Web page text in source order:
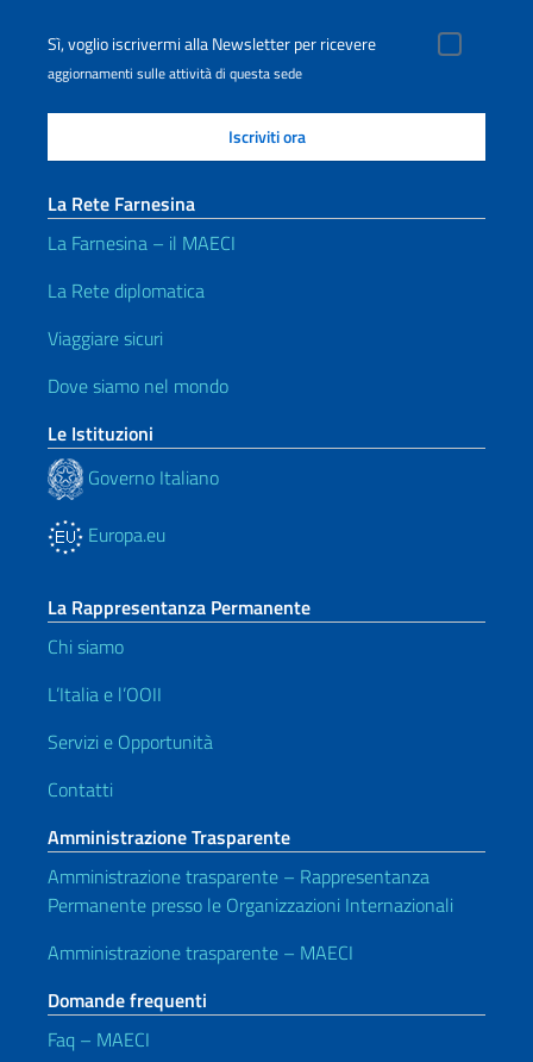
Sì, voglio iscrivermi alla Newsletter per ricevere
aggiornamenti sulle attività di questa sede
La Rete Farnesina
La Farnesina – il MAECI
La Rete diplomatica
Viaggiare sicuri
Dove siamo nel mondo
Le Istituzioni
Governo Italiano
Europa.eu
La Rappresentanza Permanente
Chi siamo
L’Italia e l’OOII
Servizi e Opportunità
Contatti
Amministrazione Trasparente
Amministrazione trasparente – Rappresentanza
Permanente presso le Organizzazioni Internazionali
Amministrazione trasparente – MAECI
Domande frequenti
Faq – MAECI